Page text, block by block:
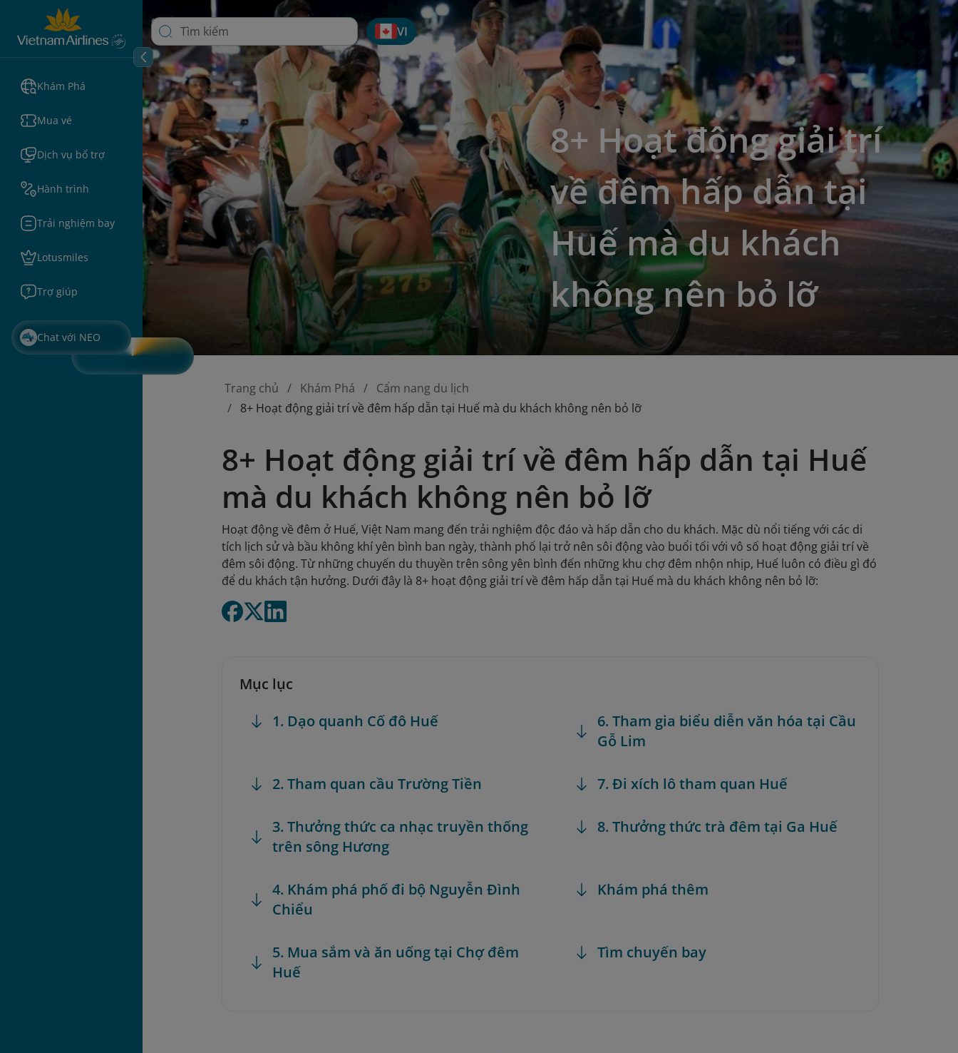
Khám Phá
Mua vé
Dịch vụ bổ trợ
Hành trình
Trải nghiệm bay
Lotusmiles
Trợ giúp
Chat với NEO
VI
8+ Hoạt động giải trí
về đêm hấp dẫn tại
Huế mà du khách
không nên bỏ lỡ
Trang chủ Khám Phá
Cẩm nang du lịch
8+ Hoạt động giải trí về đêm hấp dẫn tại Huế mà du khách không nên bỏ lỡ
8+ Hoạt động giải trí về đêm hấp dẫn tại Huế
mà du khách không nên bỏ lỡ
Hoạt động về đêm ở Huế, Việt Nam mang đến trải nghiệm độc đáo và hấp dẫn cho du khách. Mặc dù nổi tiếng với các di
tích lịch sử và bầu không khí yên bình ban ngày, thành phố lại trở nên sôi động vào buổi tối với vô số hoạt động giải trí về
đêm sôi động. Từ những chuyến du thuyền trên sông yên bình đến những khu chợ đêm nhộn nhịp, Huế luôn có điều gì đó
để du khách tận hưởng. Dưới đây là 8+ hoạt động giải trí về đêm hấp dẫn tại Huế mà du khách không nên bỏ lỡ:
Mục lục
1. Dạo quanh Cố đô Huế
2. Tham quan cầu Trường Tiền
3. Thưởng thức ca nhạc truyền thống
trên sông Hương
4. Khám phá phố đi bộ Nguyễn Đình
Chiểu
5. Mua sắm và ăn uống tại Chợ đêm
Huế
6. Tham gia biểu diễn văn hóa tại Cầu
Gỗ Lim
7. Đi xích lô tham quan Huế
8. Thưởng thức trà đêm tại Ga Huế
Khám phá thêm
Tìm chuyến bay